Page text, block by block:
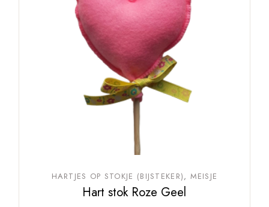
HARTJES OP STOKJE (BIJSTEKER) MEISJE
Hart stok Roze Geel